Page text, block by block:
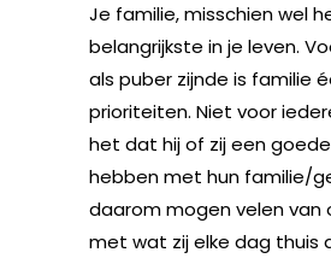
Je familie, misschien wel
belangrijkste in je leven.
als puber zijnde is familie
prioriteiten. Niet voor
het dat hij of zij een
hebben met hun familie/
daarom mogen velen van
met wat zij elke dag thuis